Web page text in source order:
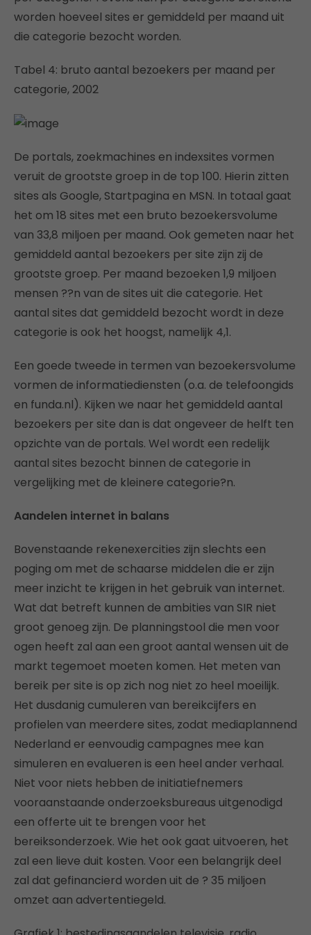
worden hoeveel sites er gemiddeld per maand uit
die categorie bezocht worden.
Tabel 4: bruto aantal bezoekers per maand per
categorie, 2002
De portals, zoekmachines en indexsites vormen
veruit de grootste groep in de top 100. Hierin zitten
sites als Google, Startpagina en MSN. In totaal gaat
het om 18 sites met een bruto bezoekersvolume
van 33,8 miljoen per maand. Ook gemeten naar het
gemiddeld aantal bezoekers per site zijn zij de
grootste groep. Per maand bezoeken 1,9 miljoen
mensen ??n van de sites uit die categorie. Het
aantal sites dat gemiddeld bezocht wordt in deze
categorie is ook het hoogst, namelijk 4,1.
Een goede tweede in termen van bezoekersvolume
vormen de informatiediensten (o.a. de telefoongids
en funda.nl). Kijken we naar het gemiddeld aantal
bezoekers per site dan is dat ongeveer de helft ten
opzichte van de portals. Wel wordt een redelijk
aantal sites bezocht binnen de categorie in
vergelijking met de kleinere categorie?n.
Aandelen internet in balans
Bovenstaande rekenexercities zijn slechts een
poging om met de schaarse middelen die er zijn
meer inzicht te krijgen in het gebruik van internet.
Wat dat betreft kunnen de ambities van SIR niet
groot genoeg zijn. De planningstool die men voor
ogen heeft zal aan een groot aantal wensen uit de
markt tegemoet moeten komen. Het meten van
bereik per site is op zich nog niet zo heel moeilijk.
Het dusdanig cumuleren van bereikcijfers en
profielen van meerdere sites, zodat mediaplannend
Nederland er eenvoudig campagnes mee kan
simuleren en evalueren is een heel ander verhaal.
Niet voor niets hebben de initiatiefnemers
vooraanstaande onderzoeksbureaus uitgenodigd
een offerte uit te brengen voor het
bereiksonderzoek. Wie het ook gaat uitvoeren, het
zal een lieve duit kosten. Voor een belangrijk deel
zal dat gefinancierd worden uit de ? 35 miljoen
omzet aan advertentiegeld.